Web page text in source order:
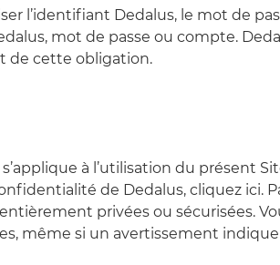
l’identifiant Dedalus, le mot de
mot de passe ou compte.
de cette obligation.
à l’utilisation du présent
de Dedalus, cliquez ici.
privées ou sécurisées.
même si un avertissement